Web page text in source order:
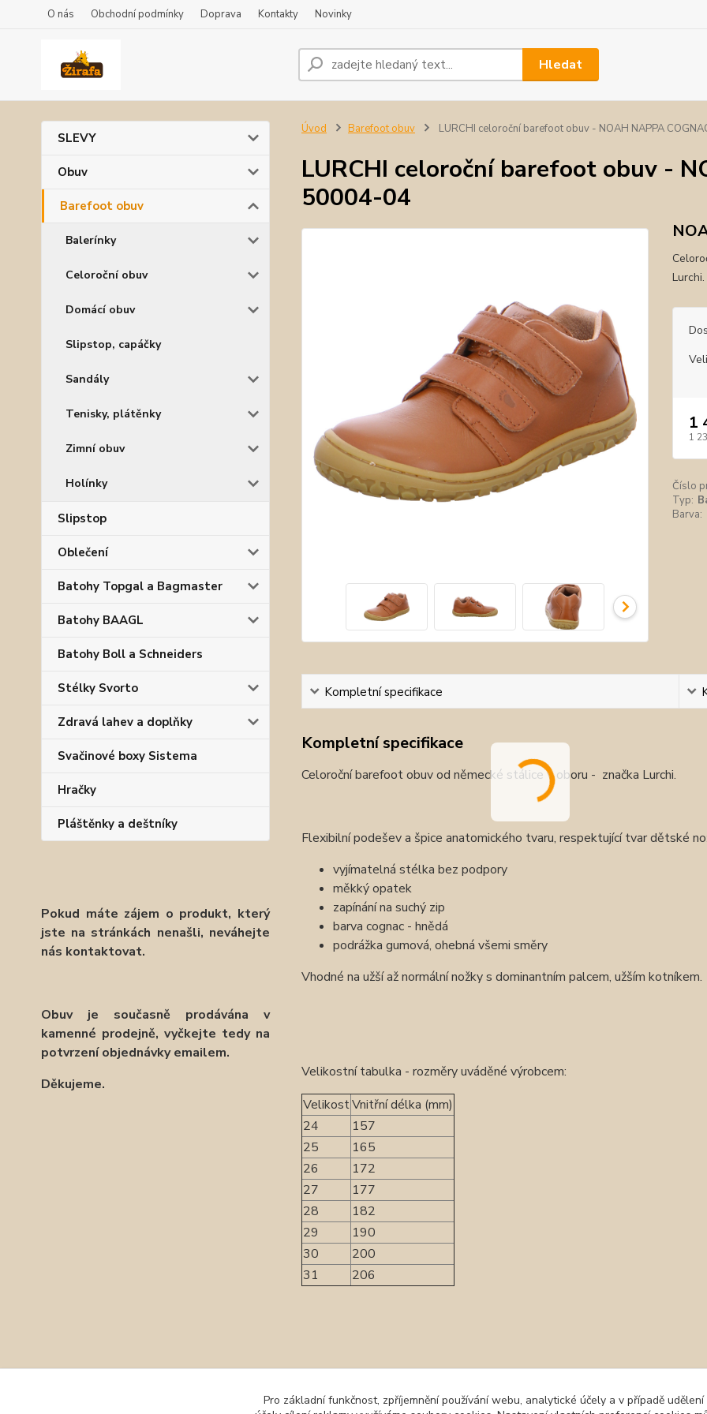
O nás Obchodní podmínky Doprava Kontakty Novinky
Hledat
SLEVY
Obuv
Barefoot obuv
Balerínky
Celoroční obuv
Domácí obuv
Slipstop, capáčky
Sandály
Tenisky, plátěnky
Zimní obuv
Holínky
Slipstop
Oblečení
Batohy Topgal a Bagmaster
Batohy BAAGL
Batohy Boll a Schneiders
Stélky Svorto
Zdravá lahev a doplňky
Svačinové boxy Sistema
Hračky
Pláštěnky a deštníky
Pokud máte zájem o produkt, který
jste na stránkách nenašli, neváhejte
nás kontaktovat.
Obuv je současně prodávána v
kamenné prodejně, vyčkejte tedy na
potvrzení objednávky emailem.
Děkujeme.
Úvod Barefoot obuv LURCHI celoroční barefoot obuv - NOAH NAPPA
LURCHI celoroční barefoot obuv -
50004-04
Lurchi.
1
1
Číslo
Typ:
Barva:
Kompletní specifikace
Kompletní specifikace
Celoroční barefoot obuv od německé stálice v oboru - značka Lurchi.
Flexibilní podešev a špice anatomického tvaru, respektující tvar dětské
vyjímatelná stélka bez podpory
měkký opatek
zapínání na suchý zip
barva cognac - hnědá
podrážka gumová, ohebná všemi směry
Vhodné na užší až normální nožky s dominantním palcem, užším kotníkem.
Velikostní tabulka - rozměry uváděné výrobcem:
VelikostVnitřní délka (mm)
24
157
25
165
26
172
27
177
28
182
29
190
30
200
31
206
Pro základní funkčnost, zpříjemnění používání webu, analytické účely a v případě